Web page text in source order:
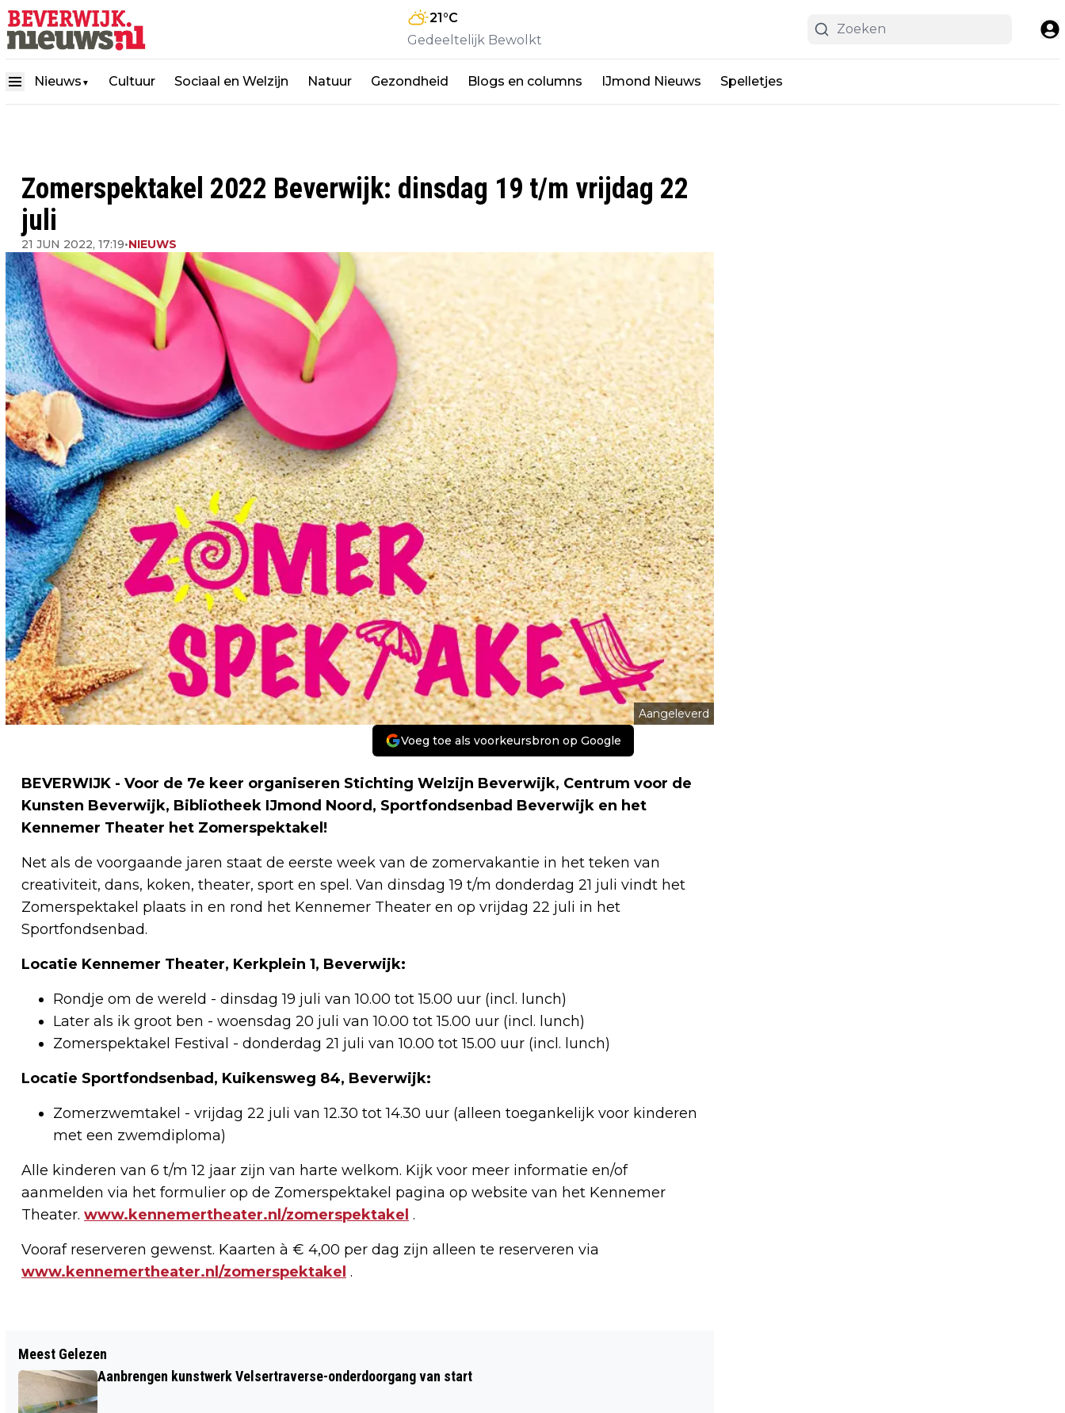
21°C
Gedeeltelijk Bewolkt
Nieuws ▼ Cultuur Sociaal en Welzijn Natuur Gezondheid Blogs en columns IJmond Nieuws Spelletjes
Zomerspektakel 2022 Beverwijk: dinsdag 19 t/m vrijdag 22
juli
21 JUN 2022, 17:19•NIEUWS
Aangeleverd
Voeg toe als voorkeursbron op Google
BEVERWIJK - Voor de 7e keer organiseren Stichting Welzijn Beverwijk, Centrum voor de
Kunsten Beverwijk, Bibliotheek IJmond Noord, Sportfondsenbad Beverwijk en het
Kennemer Theater het Zomerspektakel!
Net als de voorgaande jaren staat de eerste week van de zomervakantie in het teken van
creativiteit, dans, koken, theater, sport en spel. Van dinsdag 19 t/m donderdag 21 juli vindt het
Zomerspektakel plaats in en rond het Kennemer Theater en op vrijdag 22 juli in het
Sportfondsenbad.
Locatie Kennemer Theater, Kerkplein 1, Beverwijk:
Rondje om de wereld - dinsdag 19 juli van 10.00 tot 15.00 uur (incl. lunch)
Later als ik groot ben - woensdag 20 juli van 10.00 tot 15.00 uur (incl. lunch)
Zomerspektakel Festival - donderdag 21 juli van 10.00 tot 15.00 uur (incl. lunch)
Locatie Sportfondsenbad, Kuikensweg 84, Beverwijk:
Zomerzwemtakel - vrijdag 22 juli van 12.30 tot 14.30 uur (alleen toegankelijk voor kinderen
met een zwemdiploma)
Alle kinderen van 6 t/m 12 jaar zijn van harte welkom. Kijk voor meer informatie en/of
aanmelden via het formulier op de Zomerspektakel pagina op website van het Kennemer
Theater. www.kennemertheater.nl/zomerspektakel .
Vooraf reserveren gewenst. Kaarten à € 4,00 per dag zijn alleen te reserveren via
www.kennemertheater.nl/zomerspektakel .
PLASTIC HUISJES OP CAMPING
GEVERSDUIN
MARQUETTE
Meest Gelezen
Aanbrengen kunstwerk Velsertraverse-onderdoorgang van start